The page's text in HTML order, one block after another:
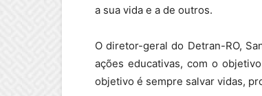
a sua vida e a de outros.
O diretor-geral do Detran-RO,
ações educativas, com o
objetivo é sempre salvar vidas,